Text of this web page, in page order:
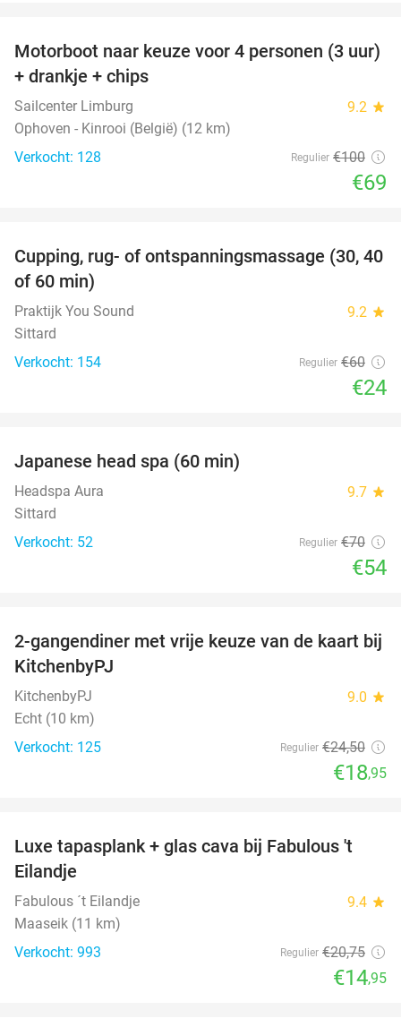
31%
Motorboot naar keuze voor 4 personen (3 uur)
+ drankje + chips
Sailcenter Limburg 9.2 star
Ophoven - Kinrooi (België) (12 km)
Verkocht: 128
Regulier €100
€69
60%
Cupping, rug- of ontspanningsmassage (30, 40
of 60 min)
Praktijk You Sound 9.2 star
Sittard
Verkocht: 154
Regulier €60
€24
Japanese head spa (60 min)
Headspa Aura 9.7 star
Sittard
Verkocht: 52
Regulier €70
€54
23%
2-gangendiner met vrije keuze van de kaart bij
KitchenbyPJ
KitchenbyPJ 9.0 star
Echt (10 km)
Verkocht: 125
Regulier €24,50
€18,95
28%
Luxe tapasplank + glas cava bij Fabulous 't
Eilandje
Fabulous ´t Eilandje 9.4 star
Maaseik (11 km)
Verkocht: 993
Regulier €20,75
€14,95